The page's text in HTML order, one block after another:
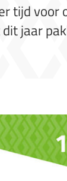
voor
jaar